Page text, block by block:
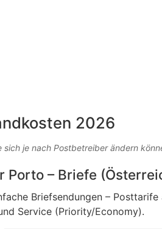
2026
sich je nach Postbetreiber ändern
Porto – Briefe
Briefsendungen –
Service (Priority/Economy).